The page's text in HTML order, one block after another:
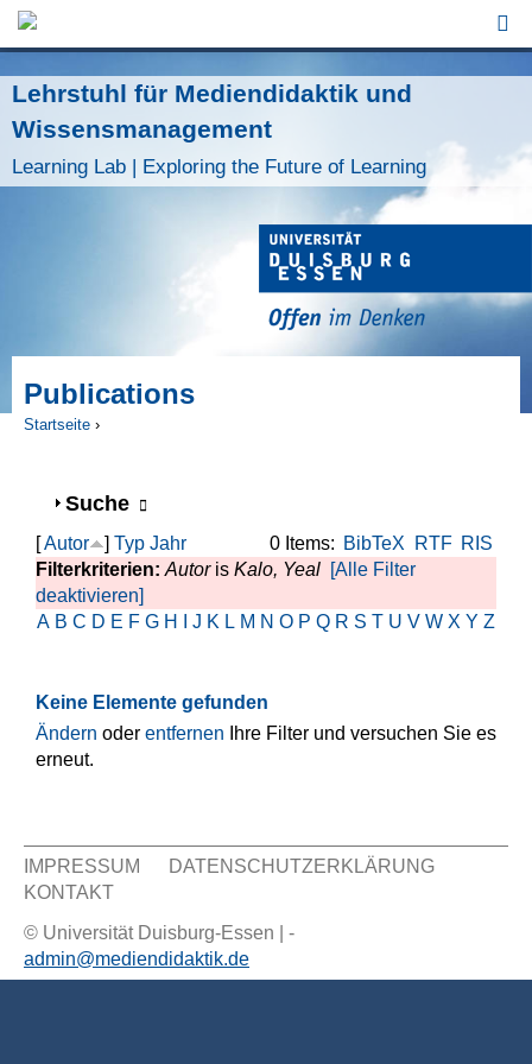
Lehrstuhl für Mediendidaktik und
Wissensmanagement
Learning Lab | Exploring the Future of Learning
Publications
Startseite ›
Anzeigen
Suche
0 Items: BibTeX RTF RIS
[Autor ] Typ Jahr
Filterkriterien: Autoris Kalo, Yeal [Alle Filter
deaktivieren]
A B C D E F G H J K L M N O P Q R S T U V W X Y Z
Keine Elemente gefunden
Ändern oder entfernen Ihre Filter und versuchen Sie es
erneut.
Sekundär Menü
IMPRESSUM
DATENSCHUTZERKLÄRUNG
KONTAKT
© Universität Duisburg-Essen | -
admin@mediendidaktik.de